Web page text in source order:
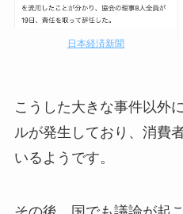
日本経済新聞
こうした大きな事件以外
ルが発生しており、消費
いるようです。